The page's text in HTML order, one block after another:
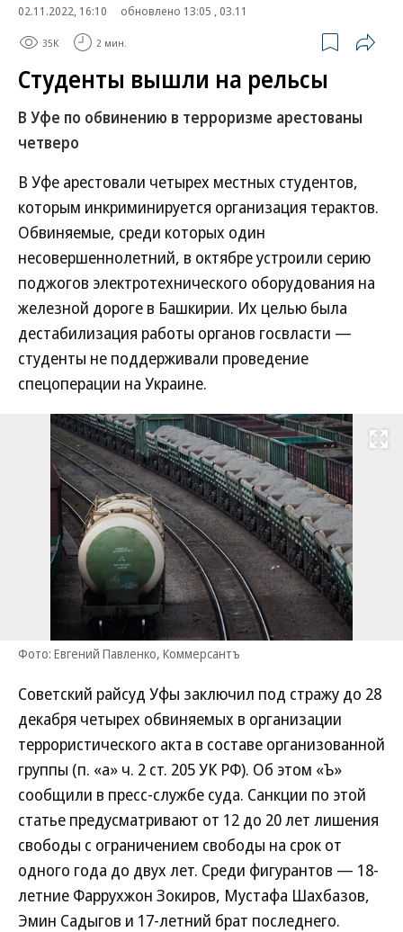
02.11.2022, 16:10
обновлено 13:05 , 03.11
35K 2 мин.
Студенты вышли на рельсы
В Уфе по обвинению в терроризме арестованы
четверо
В Уфе арестовали четырех местных студентов,
которым инкриминируется организация терактов.
Обвиняемые, среди которых один
несовершеннолетний, в октябре устроили серию
поджогов электротехнического оборудования на
железной дороге в Башкирии. Их целью была
дестабилизация работы органов госвласти —
студенты не поддерживали проведение
спецоперации на Украине.
Развернуть
Фото: Евгений Павленко, Коммерсантъ
Советский райсуд Уфы заключил под стражу до 28
декабря четырех обвиняемых в организации
террористического акта в составе организованной
группы (п. «а» ч. 2 ст. 205 УК РФ). Об этом «Ъ»
сообщили в пресс-службе суда. Санкции по этой
статье предусматривают от 12 до 20 лет лишения
свободы с ограничением свободы на срок от
одного года до двух лет. Среди фигурантов — 18-
летние Фаррухжон Зокиров, Мустафа Шахбазов,
Эмин Садыгов и 17-летний брат последнего.